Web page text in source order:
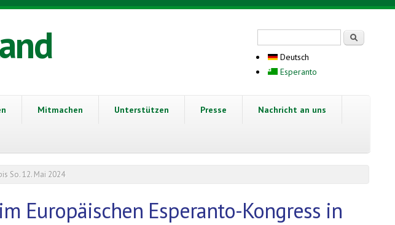
Deutsch
Esperanto
Mitmachen Unterstützen Presse Nachricht an uns
So. 12. Mai 2024
Europäischen Esperanto-Kongress in